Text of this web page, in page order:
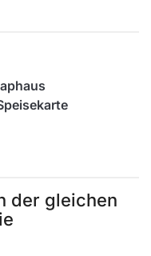
der gleichen